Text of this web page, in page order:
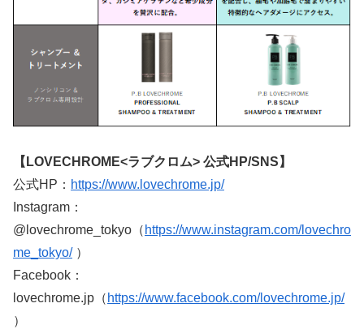
【LOVECHROME<ラブクロム> 公式HP/SNS】
公式HP： https://www.lovechrome.jp/
Instagram：
@lovechrome_tokyo（ https://www.instagram.com/lovechro
me_tokyo/）
Facebook：
lovechrome.jp（ https://www.facebook.com/lovechrome.jp/
）